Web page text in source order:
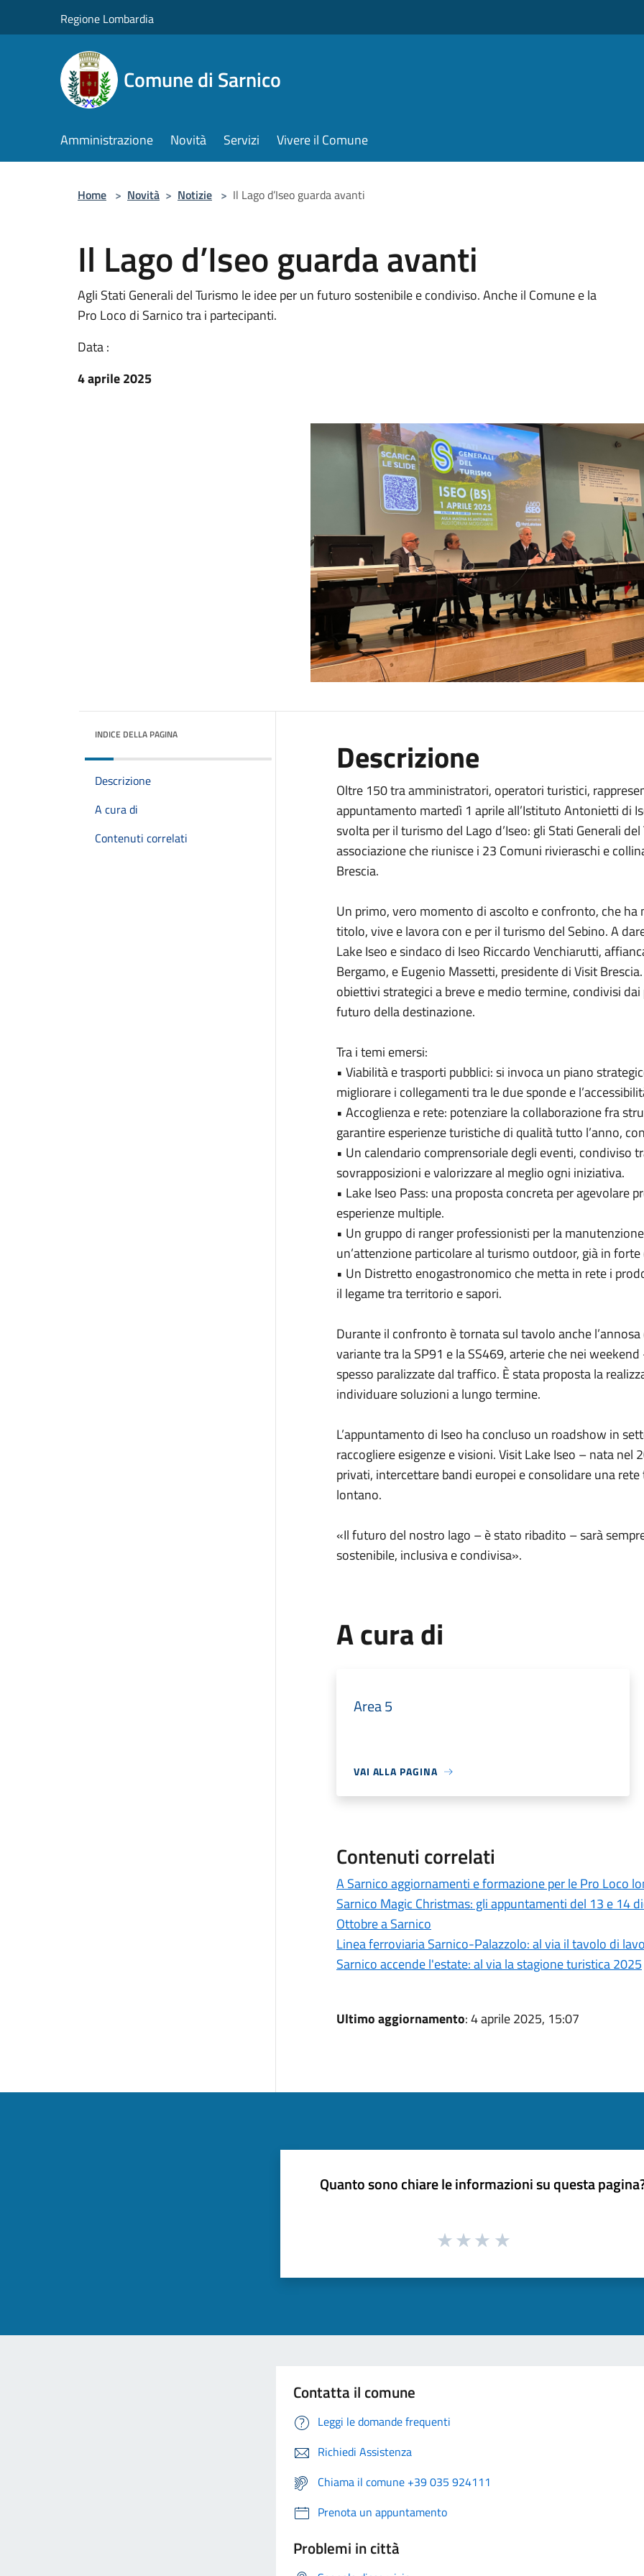
Regione Lombardia
Comune di Sarnico
Amministrazione Novità Servizi Vivere il Comune
Home > Novità > Notizie > Il Lago d’Iseo guarda avanti
Il Lago d’Iseo guarda avanti
Agli Stati Generali del Turismo le idee per un futuro sostenibile e condiviso. Anche il Comune e la
Pro Loco di Sarnico tra i partecipanti.
Data :
4 aprile 2025
INDICE DELLA PAGINA
Descrizione
A cura di
Contenuti correlati
Descrizione
Oltre 150 tra amministratori, operatori turistici,
appuntamento martedì 1 aprile all’Istituto Antonietti di
svolta per il turismo del Lago d’Iseo: gli Stati Generali
associazione che riunisce i 23 Comuni rivieraschi e
Brescia.
Un primo, vero momento di ascolto e confronto, che
titolo, vive e lavora con e per il turismo del Sebino. A
Lake Iseo e sindaco di Iseo Riccardo Venchiarutti,
Bergamo, e Eugenio Massetti, presidente di Visit
obiettivi strategici a breve e medio termine, condivisi
futuro della destinazione.
Tra i temi emersi:
• Viabilità e trasporti pubblici: si invoca un piano
migliorare i collegamenti tra le due sponde e
• Accoglienza e rete: potenziare la collaborazione fra
garantire esperienze turistiche di qualità tutto l’anno,
• Un calendario comprensoriale degli eventi, condiviso
sovrapposizioni e valorizzare al meglio ogni iniziativa.
• Lake Iseo Pass: una proposta concreta per agevolare
esperienze multiple.
• Un gruppo di ranger professionisti per la
un’attenzione particolare al turismo outdoor, già in forte
• Un Distretto enogastronomico che metta in rete i
il legame tra territorio e sapori.
Durante il confronto è tornata sul tavolo anche
variante tra la SP91 e la SS469, arterie che nei
spesso paralizzate dal traffico. È stata proposta la
individuare soluzioni a lungo termine.
L’appuntamento di Iseo ha concluso un roadshow in
raccogliere esigenze e visioni. Visit Lake Iseo – nata
privati, intercettare bandi europei e consolidare una
lontano.
«Il futuro del nostro lago – è stato ribadito – sarà
sostenibile, inclusiva e condivisa».
A cura di
Area 5
VAI ALLA PAGINA
Contenuti correlati
A Sarnico aggiornamenti e formazione per le Pro Loco
Sarnico Magic Christmas: gli appuntamenti del 13 e 14
Ottobre a Sarnico
Linea ferroviaria Sarnico-Palazzolo: al via il tavolo di
Sarnico accende l'estate: al via la stagione turistica 2025
Ultimo aggiornamento: 4 aprile 2025, 15:07
Quanto sono chiare le informazioni su questa
Contatta il comune
Leggi le domande frequenti
Richiedi Assistenza
Chiama il comune +39 035 924111
Prenota un appuntamento
Problemi in città